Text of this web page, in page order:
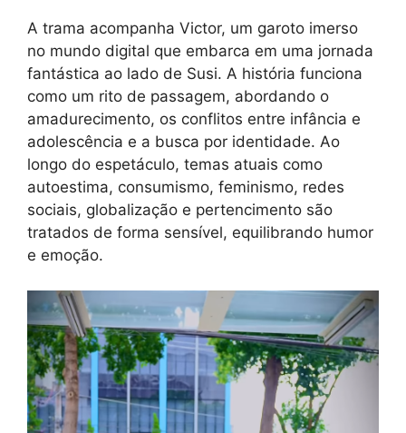
A trama acompanha Victor, um garoto imerso
no mundo digital que embarca em uma jornada
fantástica ao lado de Susi. A história funciona
como um rito de passagem, abordando o
amadurecimento, os conflitos entre infância e
adolescência e a busca por identidade. Ao
longo do espetáculo, temas atuais como
autoestima, consumismo, feminismo, redes
sociais, globalização e pertencimento são
tratados de forma sensível, equilibrando humor
e emoção.